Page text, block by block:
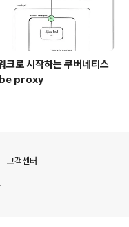
크로 시작하는 쿠버네티스
proxy
고객센터